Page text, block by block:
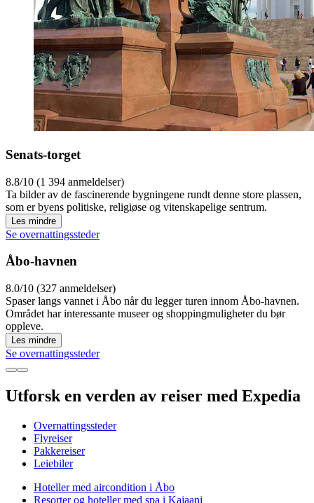
Senats-torget
8.8/10 (1 394 anmeldelser)
Ta bilder av de fascinerende bygningene rundt denne store plassen,
som er byens politiske, religiøse og vitenskapelige sentrum.
Les mindre
Se overnattingssteder
Åbo-havnen
8.0/10 (327 anmeldelser)
Spaser langs vannet i Åbo når du legger turen innom Åbo-havnen.
Området har interessante museer og shoppingmuligheter du bør
oppleve.
Les mindre
Se overnattingssteder
Utforsk en verden av reiser med Expedia
Overnattingssteder
Flyreiser
Pakkereiser
Leiebiler
Hoteller med aircondition i Åbo
Resorter og hoteller med spa i Kajaani